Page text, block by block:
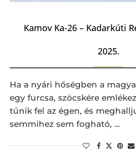
Kamov Ka-26 – Kadarkúti
2025.
Ha a nyári hőségben a
egy furcsa, szöcskére
tűnik fel az égen, és
semmihez sem fogható, …